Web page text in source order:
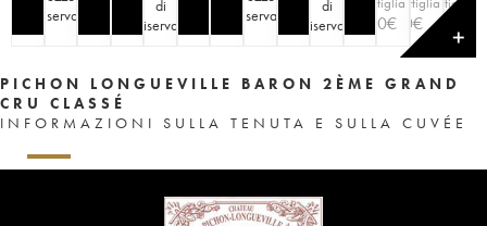
riserva
di
riserva
riserva
di
riserva
100€90€ 90
✕
PICHON LONGUEVILLE BARON 2ÈME GRAND
CRU CLASSÉ
INFORMAZIONI SULLA TENUTA E SULLA CUVÉE